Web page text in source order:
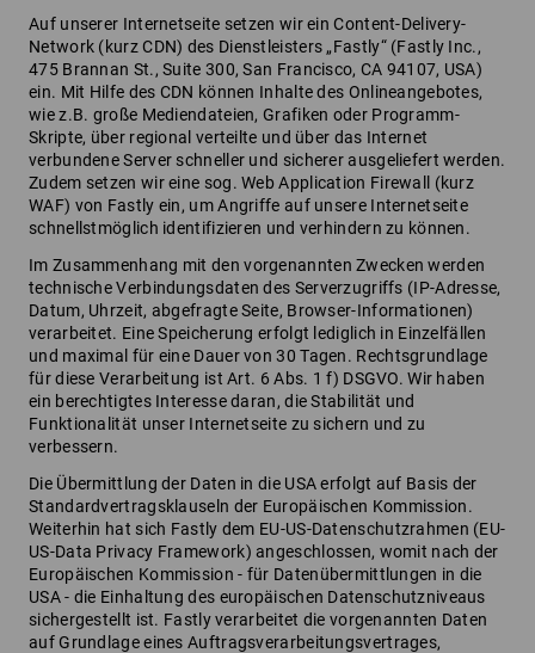
Auf unserer Internetseite setzen wir ein Content-Delivery-
Network (kurz CDN) des Dienstleisters „Fastly“ (Fastly Inc.,
475 Brannan St., Suite 300, San Francisco, CA 94107, USA)
ein. Mit Hilfe des CDN können Inhalte des Onlineangebotes,
wie z.B. große Mediendateien, Grafiken oder Programm-
Skripte, über regional verteilte und über das Internet
verbundene Server schneller und sicherer ausgeliefert werden.
Zudem setzen wir eine sog. Web Application Firewall (kurz
WAF) von Fastly ein, um Angriffe auf unsere Internetseite
schnellstmöglich identifizieren und verhindern zu können.
Im Zusammenhang mit den vorgenannten Zwecken werden
technische Verbindungsdaten des Serverzugriffs (IP-Adresse,
Datum, Uhrzeit, abgefragte Seite, Browser-Informationen)
verarbeitet. Eine Speicherung erfolgt lediglich in Einzelfällen
und maximal für eine Dauer von 30 Tagen. Rechtsgrundlage
für diese Verarbeitung ist Art. 6 Abs. 1 f) DSGVO. Wir haben
ein berechtigtes Interesse daran, die Stabilität und
Funktionalität unser Internetseite zu sichern und zu
verbessern.
Die Übermittlung der Daten in die USA erfolgt auf Basis der
Standardvertragsklauseln der Europäischen Kommission.
Weiterhin hat sich Fastly dem EU-US-Datenschutzrahmen (EU-
US-Data Privacy Framework) angeschlossen, womit nach der
Europäischen Kommission - für Datenübermittlungen in die
USA - die Einhaltung des europäischen Datenschutzniveaus
sichergestellt ist. Fastly verarbeitet die vorgenannten Daten
auf Grundlage eines Auftragsverarbeitungsvertrages,